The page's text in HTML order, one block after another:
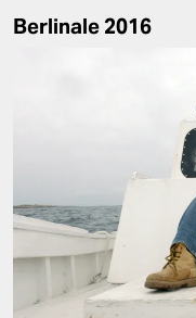
Berlinale 2016